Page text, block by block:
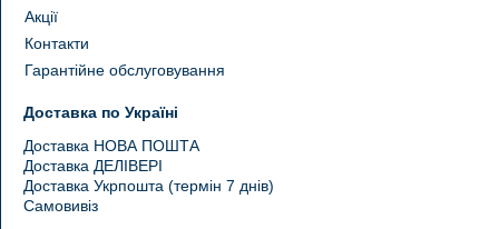
Акції
Контакти
Гарантійне обслуговування
Доставка по Україні
Доставка НОВА ПОШТА
Доставка ДЕЛІВЕРІ
Доставка Укрпошта (термін 7 днів)
Самовивіз